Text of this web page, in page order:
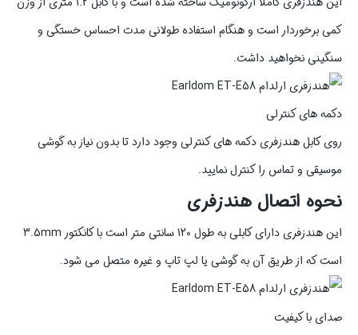
کمی برخوردار است و هنگام استفاده طولانی مدت احساس خستگی و
سنگینی نخواهید داشت.
دکمه های کنترلی
روی کابل هندزفری دکمه های کنترلی وجود دارد تا بدون نیاز به گوشی
موسیقی و تماس را کنترل نمایید.
نحوه اتصال هندزفری
این هندزفری دارای کابلی به طول 120 سانتی متر است با کانکتور 3.5mm
است که از طریق آن به گوشی یا لپ تاپ و غیره متصل می شود.
صدای با کیفیت